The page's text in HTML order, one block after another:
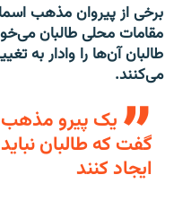
همۀ سایت‌های رادیو
برخی از پیروان مذهب
مقامات محلی طالبان
طالبان آن‌ها را وادار
می‌کنند.
یک پیرو مذهب
گفت که طالبان
ایجاد کنند